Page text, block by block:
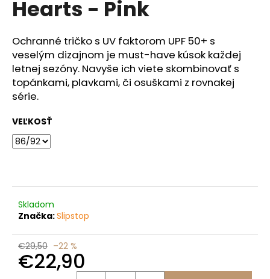
Hearts - Pink
Ochranné tričko s UV faktorom UPF 50+ s
veselým dizajnom je must-have kúsok každej
letnej sezóny. Navyše ich viete skombinovať s
topánkami, plavkami, či osuškami z rovnakej
série.
VEĽKOSŤ
Skladom
Značka:Slipstop
€29,50 –22 %
€22,90
á
s
ť
?
O
d
p
o
ú